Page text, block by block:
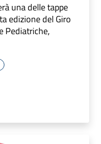
una delle tappe
edizione del Giro
Pediatriche,